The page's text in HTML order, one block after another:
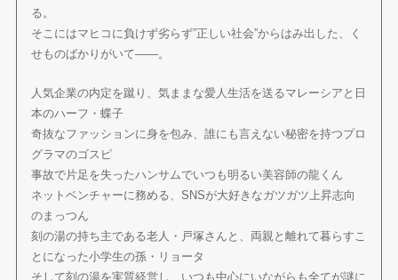
る。
そこにはマヒコに負けず劣らず”正しい社会”からはみ出した、く
せものばかりがいて――。
人気企業の内定を蹴り、気ままな愛人生活を送るマレーシアと日
本のハーフ・蝶子
奇抜なファッションに身を包み、誰にも言えない秘密を持つプロ
グラマのゴスピ
事故で片足を失ったハンサムでいつも明るい美容師の龍くん
ネットベンチャーに務める、SNSが大好きなガツガツ上昇志向
のまっつん
刻の湯の持ち主である老人・戸塚さんと、両親と離れて暮らすこ
とになった小学生の孫・リョータ
そして刻の湯を実質経営し、いつも中心にいながらも全てが謎に